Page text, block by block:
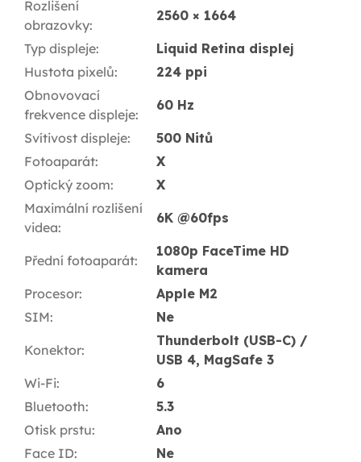
Rozlišení
obrazovky:
2560 × 1664
Typ displeje:
Liquid Retina displej
Hustota pixelů:
224 ppi
Obnovovací
frekvence displeje:
60 Hz
Svítivost displeje:
500 Nitů
Fotoaparát:
X
Optický zoom:
X
Maximální rozlišení
videa:
6K @60fps
Přední fotoaparát:
1080p FaceTime HD
kamera
Procesor:
Apple M2
SIM: Ne
Konektor:
Thunderbolt (USB-C) /
USB 4, MagSafe 3
Wi-Fi:
6
Bluetooth:
5.3
Otisk prstu:
Ano
Face ID:
Ne